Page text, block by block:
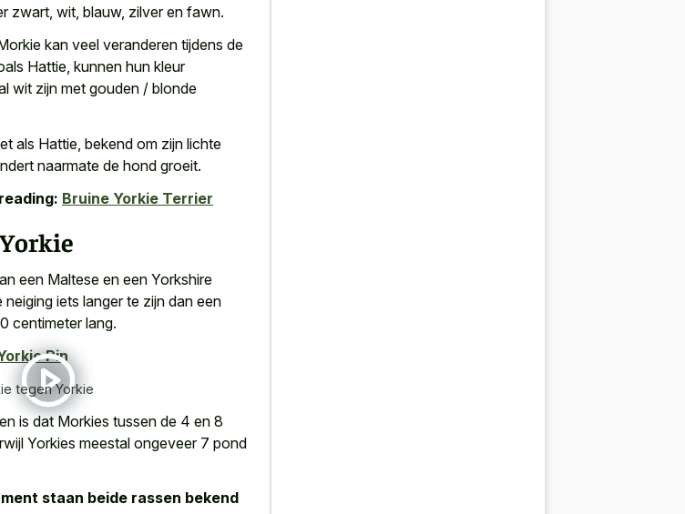
zwart, wit, blauw, zilver en fawn.
kan veel veranderen tijdens de
Hattie, kunnen hun kleur
wit zijn met gouden / blonde
als Hattie, bekend om zijn lichte
naarmate de hond groeit.
Bruine Yorkie Terrier
een Maltese en een Yorkshire
neiging iets langer te zijn dan een
centimeter lang.
Pin
tegen Yorkie
is dat Morkies tussen de 4 en 8
Yorkies meestal ongeveer 7 pond
staan beide rassen bekend